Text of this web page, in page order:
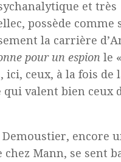
et très
possède
la carrière
pour un espion le
ceux, à la fois de
qui valent bien ceux
encore
Mann, se sent